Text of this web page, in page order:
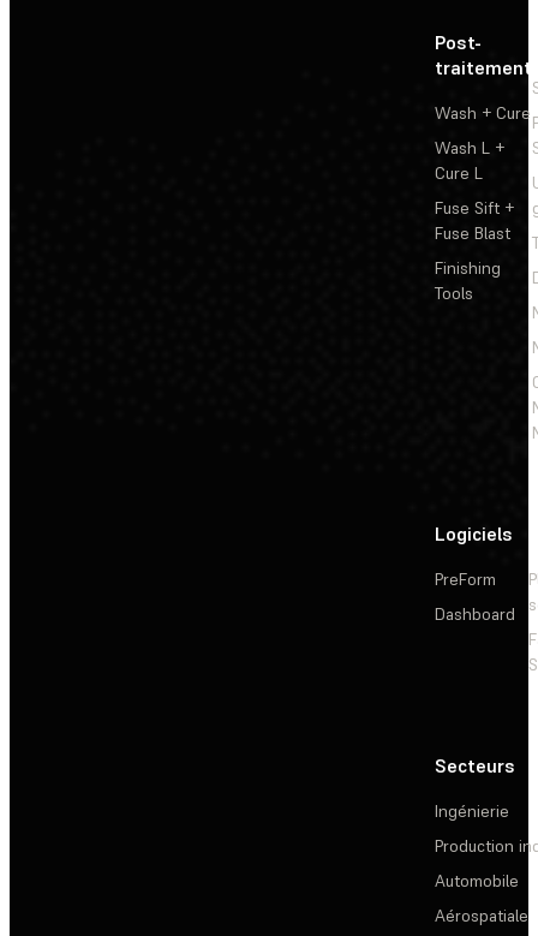
Post-
traitement
Wash + Cure
Wash L +
Cure L
Fuse Sift +
Fuse Blast
Finishing
Tools
Logiciels
PreForm
Dashboard
Secteurs
Ingénierie
Production
Automobile
Aérospatiale